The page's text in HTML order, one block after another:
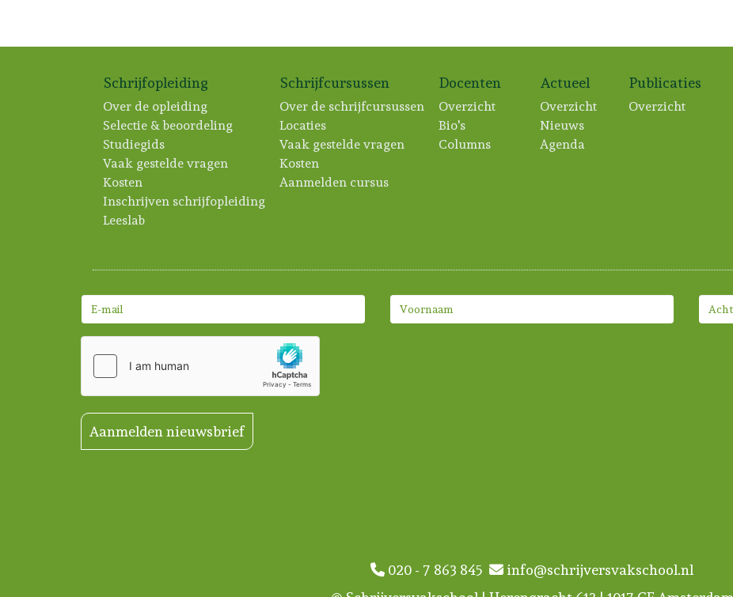
Schrijfopleiding
Over de opleiding
Selectie & beoordeling
Studiegids
Vaak gestelde vragen
Kosten
Inschrijven schrijfopleiding
Leeslab
Schrijfcursussen
Over de schrijfcursussen
Locaties
Vaak gestelde vragen
Kosten
Aanmelden cursus
Docenten
Overzicht
Bio's
Columns
Actueel
Overzicht
Nieuws
Agenda
Publicaties
Overzicht
Aanmelden nieuwsbrief
020 - 7 863 845
info@schrijversvakschool.nl